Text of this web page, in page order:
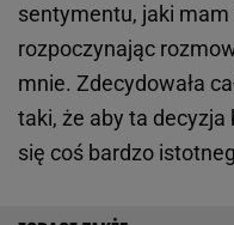
sentymentu, jaki
rozpoczynając
mnie. Zdecydowała
taki, że aby ta decyzja
się coś bardzo